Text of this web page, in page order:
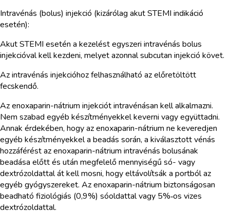
Intravénás (bolus) injekció (kizárólag akut STEMI indikáció
esetén):
Akut STEMI esetén a kezelést egyszeri intravénás bolus
injekcióval kell kezdeni, melyet azonnal subcutan injekció követ.
Az intravénás injekcióhoz felhasználható az előretöltött
fecskendő.
Az enoxaparin-nátrium injekciót intravénásan kell alkalmazni.
Nem szabad egyéb készítményekkel keverni vagy együttadni.
Annak érdekében, hogy az enoxaparin-nátrium ne keveredjen
egyéb készítményekkel a beadás során, a kiválasztott vénás
hozzáférést az enoxaparin-nátrium intravénás bolusának
beadása előtt és után megfelelő mennyiségű só- vagy
dextrózoldattal át kell mosni, hogy eltávolítsák a portból az
egyéb gyógyszereket. Az enoxaparin-nátrium biztonságosan
beadható fiziológiás (0,9%) sóoldattal vagy 5%‑os vizes
dextrózoldattal.